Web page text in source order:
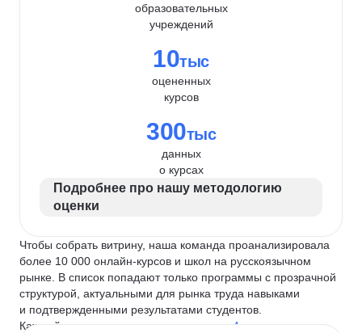
образовательных
учреждений
10тыс
оцененных
курсов
300тыс
данных
о курсах
Подробнее про нашу методологию
оценки
Чтобы собрать витрину, наша команда проанализировала
более 10 000 онлайн-курсов и школ на русскоязычном
рынке. В список попадают только программы с прозрачной
структурой, актуальными для рынка труда навыками
и подтвержденными результатами студентов.
Каждый курс и школу мы оцениваем по
4 критериям